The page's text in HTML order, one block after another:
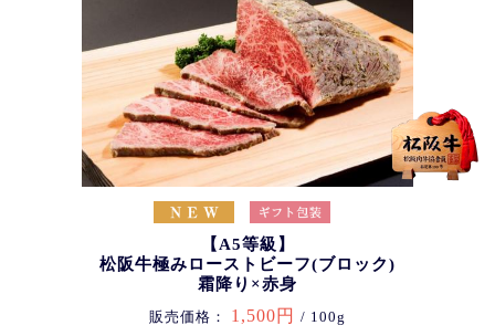
【A5等級】
松阪牛極みローストビーフ(ブロック)
霜降り×赤身
販売価格： 1,500円 / 100g